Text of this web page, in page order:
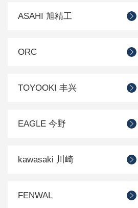
ASAHI 旭精工
ORC
TOYOOKI 丰兴
EAGLE 今野
kawasaki 川崎
FENWAL